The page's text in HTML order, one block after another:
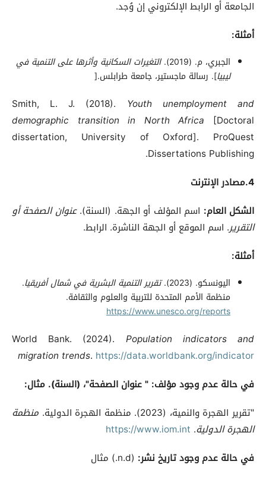
الجامعة أو الرابط الإلكتروني إن وُجد.
أمثلة:
الجبري، م. (2019).
التغيرات السكانية وأثرها على التنمية في
ليبيا]. رسالة ماجستير، جامعة طرابلس.[
Smith, L. J. (2018). Youth unemployment and
demographic transition in North Africa [Doctoral
dissertation, University of Oxford]. ProQuest
Dissertations Publishing.
4.مصادر الإنترنت
الشكل العام: اسم المؤلف أو الجهة. (السنة).عنوان الصفحة أو
التقرير. اسم الموقع أو الجهة الناشرة. الرابط.
أمثلة:
اليونسكو. (2023). تقرير التنمية البشرية في شمال أفريقيا.
منظمة الأمم المتحدة للتربية والعلوم والثقافة.
https://www.unesco.org/reports
World Bank. (2024). Population indicators and
migration trends. https://data.worldbank.org/indicator
في حالة عدم وجود مؤلف: " عنوان الصفحة"، (السنة). مثال:
"تقرير الهجرة والنمية، (2023). منظمة الهجرة الدولية.
منظمة
الهجرة الدولية.
https://www.iom.int
في حالة عدم وجود تاريخ نشر: (n.d.) مثال